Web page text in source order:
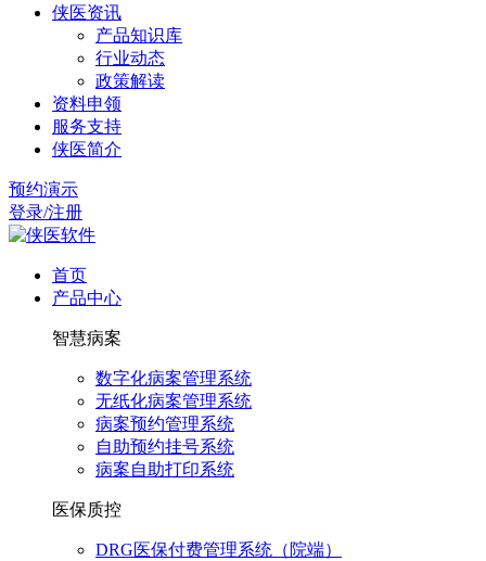
侠医资讯
产品知识库
行业动态
政策解读
资料申领
服务支持
侠医简介
预约演示
登录/注册
首页
产品中心
智慧病案
数字化病案管理系统
无纸化病案管理系统
病案预约管理系统
自助预约挂号系统
病案自助打印系统
医保质控
DRG医保付费管理系统（院端）